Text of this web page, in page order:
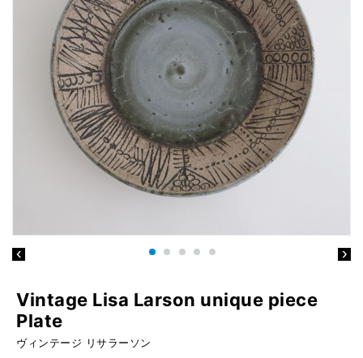
Vintage Lisa Larson unique piece
Plate
ヴィンテージ リサラーソン